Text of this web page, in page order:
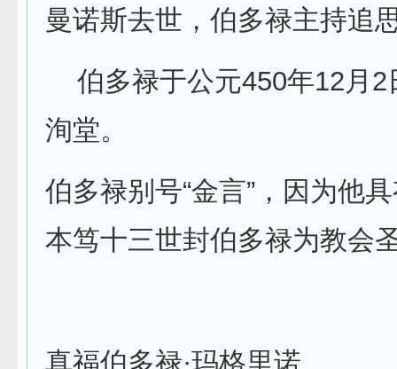
曼诺斯去世，伯多禄主持追
伯多禄于公元450年12月2
洵堂。
伯多禄别号“金言”，因为他
本笃十三世封伯多禄为教会
真福伯多禄·玛格里诺